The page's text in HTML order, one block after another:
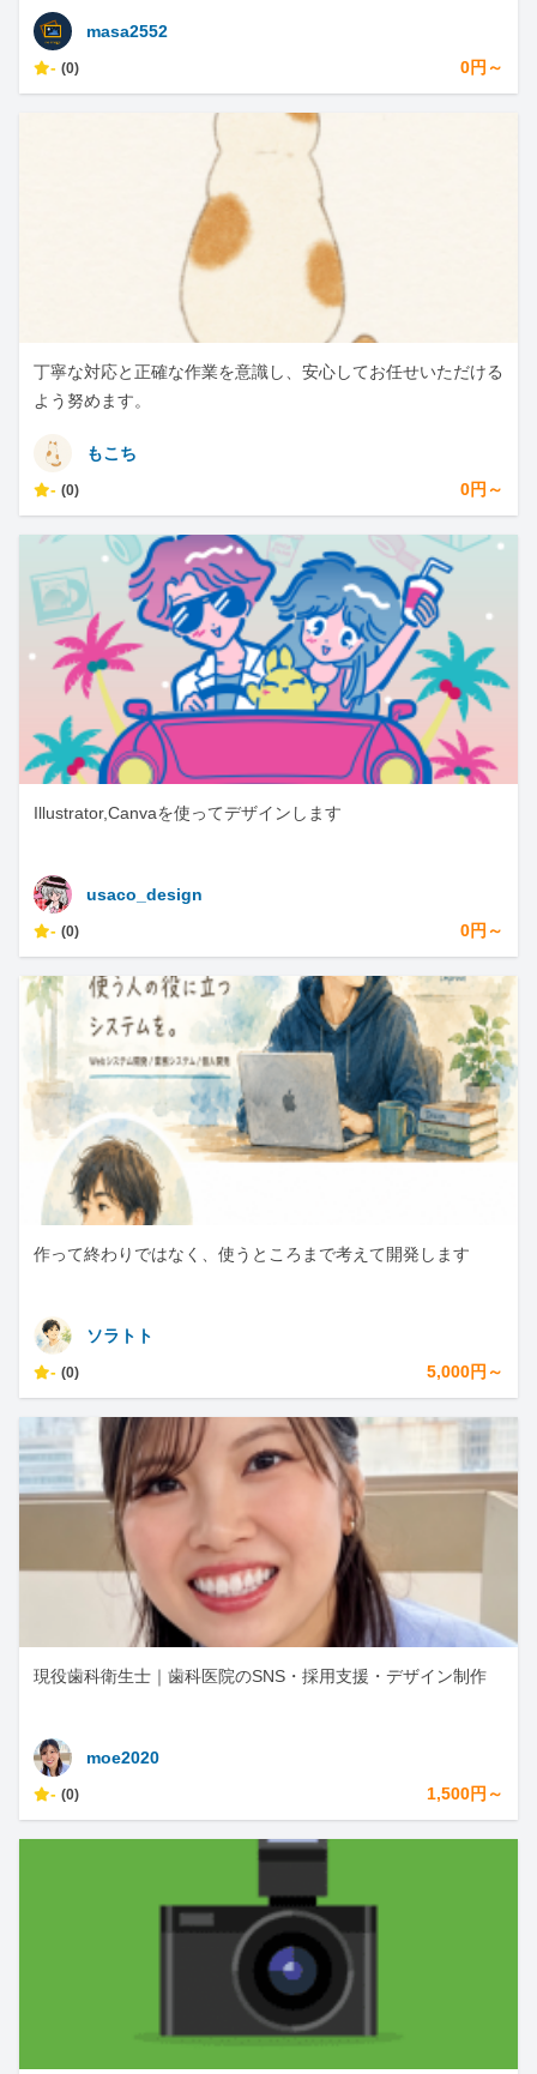
masa2552
- (0) 0円～
丁寧な対応と正確な作業を意識し、安心してお任せいただける
よう努めます。
もこち
- (0) 0円～
Illustrator,Canvaを使ってデザインします
usaco_design
- (0) 0円～
作って終わりではなく、使うところまで考えて開発します
ソラトト
- (0) 5,000円～
現役歯科衛生士｜歯科医院のSNS・採用支援・デザイン制作
moe2020
- (0) 1,500円～